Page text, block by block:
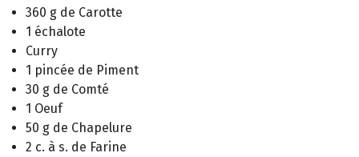
360 g de Carotte
1 échalote
Curry
1 pincée de Piment
30 g de Comté
1 Oeuf
50 g de Chapelure
2 c. à s. de Farine